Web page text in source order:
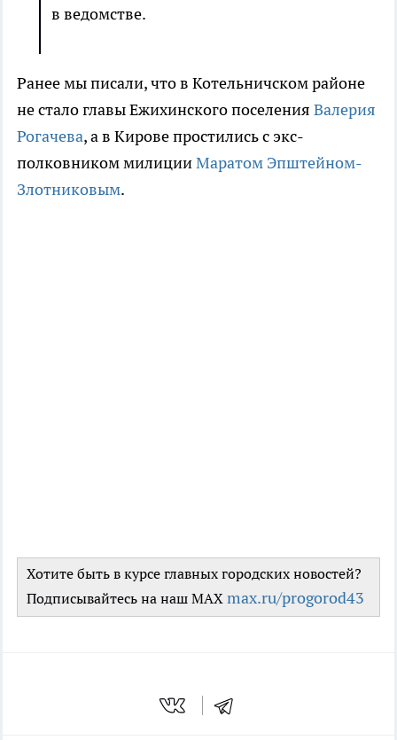
в ведомстве.
Ранее мы писали, что в Котельничском районе
не стало главы Ежихинского поселения Валерия
Рогачева, а в Кирове простились с экс-
полковником милицииМаратом Эпштейном-
Злотниковым.
Хотите быть в курсе главных городских новостей?
Подписывайтесь на наш MAX max.ru/progorod43